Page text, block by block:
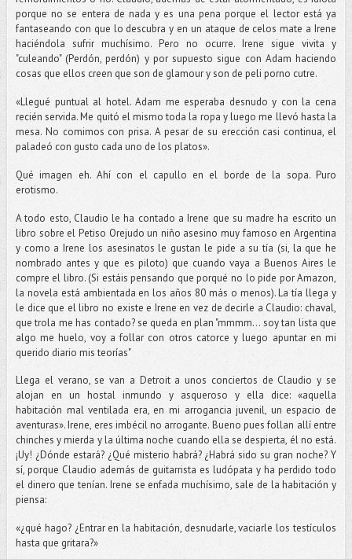
porque no se entera de nada y es una pena porque el lector está ya
fantaseando con que lo descubra y en un ataque de celos mate a Irene
haciéndola sufrir muchísimo. Pero no ocurre. Irene sigue vivita y
"culeando" (Perdón, perdón) y por supuesto sigue con Adam haciendo
cosas que ellos creen que son de glamour y son de peli porno cutre.
«Llegué puntual al hotel. Adam me esperaba desnudo y con la cena
recién servida. Me quitó el mismo toda la ropa y luego me llevó hasta la
mesa. No comimos con prisa. A pesar de su erección casi continua, el
paladeó con gusto cada uno de los platos».
Qué imagen eh. Ahí con el capullo en el borde de la sopa. Puro
erotismo.
A todo esto, Claudio le ha contado a Irene que su madre ha escrito un
libro sobre el Petiso Orejudo un niño asesino muy famoso en Argentina
y como a Irene los asesinatos le gustan le pide a su tía (si, la que he
nombrado antes y que es piloto) que cuando vaya a Buenos Aires le
compre el libro. (Si estáis pensando que porqué no lo pide por Amazon,
la novela está ambientada en los años 80 más o menos). La tía llega y
le dice que el libro no existe e Irene en vez de decirle a Claudio: chaval,
que trola me has contado? se queda en plan "mmmm... soy tan lista que
algo me huelo, voy a follar con otros catorce y luego apuntar en mi
querido diario mis teorías"
Llega el verano, se van a Detroit a unos conciertos de Claudio y se
alojan en un hostal inmundo y asqueroso y ella dice: «aquella
habitación mal ventilada era, en mi arrogancia juvenil, un espacio de
aventuras». Irene, eres imbécil no arrogante. Bueno pues follan allí entre
chinches y mierda y la última noche cuando ella se despierta, él no está.
¡Uy! ¿Dónde estará? ¿Qué misterio habrá? ¿Habrá sido su gran noche? Y
sí, porque Claudio además de guitarrista es ludópata y ha perdido todo
el dinero que tenían. Irene se enfada muchísimo, sale de la habitación y
piensa:
«¿qué hago? ¿Entrar en la habitación, desnudarle, vaciarle los testículos
hasta que gritara?»